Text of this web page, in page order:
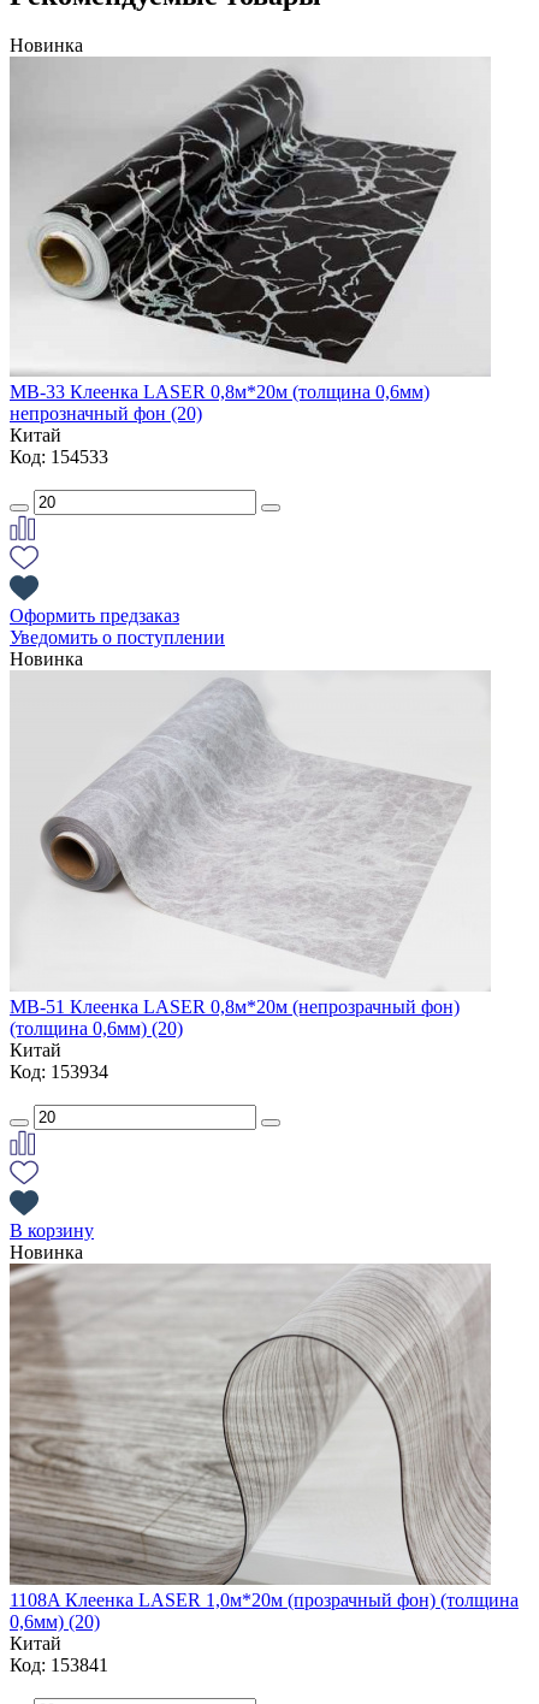
Новинка
MB-33 Клеенка LASER 0,8м*20м (толщина 0,6мм)
непрозначный фон (20)
Китай
Код: 154533
Оформить предзаказ
Уведомить о поступлении
Новинка
MB-51 Клеенка LASER 0,8м*20м (непрозрачный фон)
(толщина 0,6мм) (20)
Китай
Код: 153934
В корзину
Новинка
1108A Клеенка LASER 1,0м*20м (прозрачный фон) (толщина
0,6мм) (20)
Китай
Код: 153841